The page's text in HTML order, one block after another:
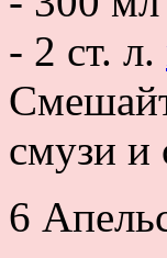
- 2 ст. л.
смузи и
6